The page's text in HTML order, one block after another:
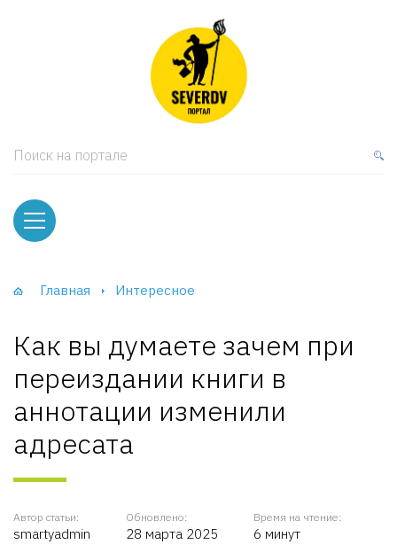
Поиск на портале
Главная Интересное
Как вы думаете зачем при
переиздании книги в
аннотации изменили
адресата
Автор статьи:
smartyadmin
Обновлено:
28 марта 2025
Время на чтение:
6 минут
и тумбы